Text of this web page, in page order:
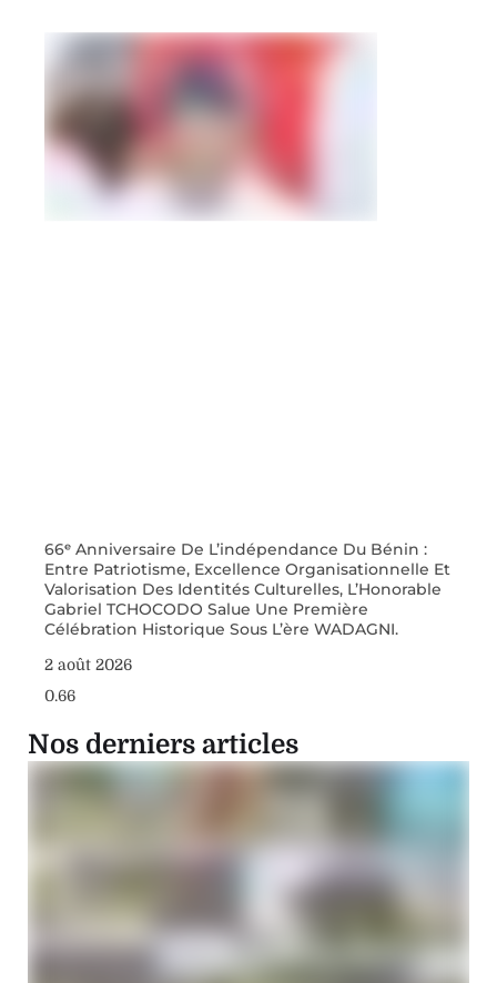
66ᵉ Anniversaire De L’indépendance Du Bénin :
Entre Patriotisme, Excellence Organisationnelle Et
Valorisation Des Identités Culturelles, L’Honorable
Gabriel TCHOCODO Salue Une Première
Célébration Historique Sous L’ère WADAGNI.
2 août 2026
Nos derniers articles